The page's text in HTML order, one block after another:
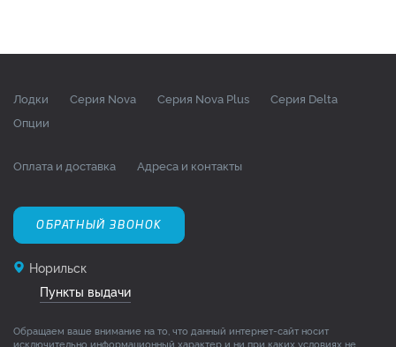
Лодки Серия Nova Серия Nova Plus
Серия Delta
Опции
Оплата и доставка Адреса и контакты
ОБРАТНЫЙ ЗВОНОК
Норильск
Пункты выдачи
Обращаем ваше внимание на то, что данный интернет-сайт носит
исключительно информационный характер и ни при каких условиях не